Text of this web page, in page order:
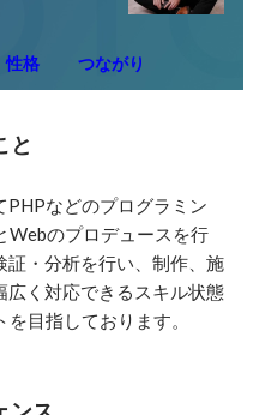
性格 つながり
と
などのプログラミン
Webのプロデュースを行
証・分析を行い、制作、施
く対応できるスキル状態
目指しております。